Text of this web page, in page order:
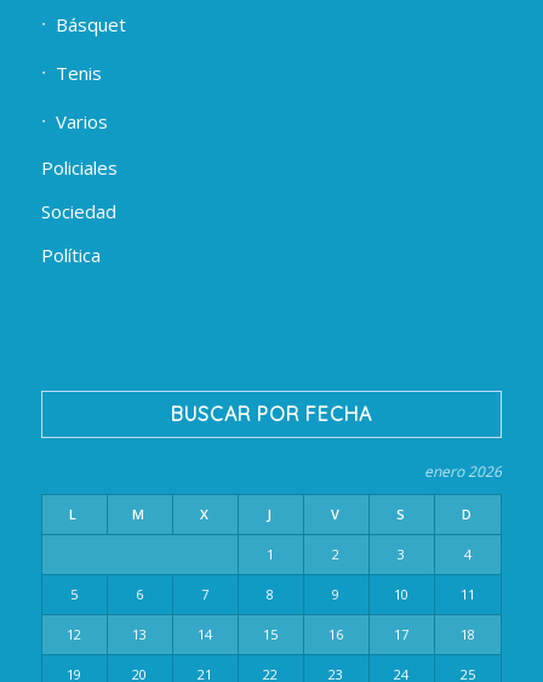
Básquet
Tenis
Varios
Policiales
Sociedad
Política
BUSCAR POR FECHA
enero 2026
L M X J V S D
1 2 3 4
5 6 7 8 9 10 11
12 13 14 15 16 17 18
19 20 21 22 23 24 25